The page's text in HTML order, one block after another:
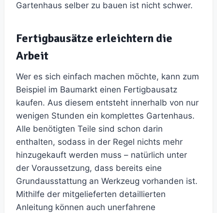
Gartenhaus selber zu bauen ist nicht schwer.
Fertigbausätze erleichtern die
Arbeit
Wer es sich einfach machen möchte, kann zum
Beispiel im Baumarkt einen Fertigbausatz
kaufen. Aus diesem entsteht innerhalb von nur
wenigen Stunden ein komplettes Gartenhaus.
Alle benötigten Teile sind schon darin
enthalten, sodass in der Regel nichts mehr
hinzugekauft werden muss – natürlich unter
der Voraussetzung, dass bereits eine
Grundausstattung an Werkzeug vorhanden ist.
Mithilfe der mitgelieferten detaillierten
Anleitung können auch unerfahrene